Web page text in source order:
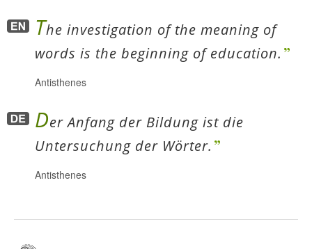
The investigation of the meaning of
words is the beginning of education.
Antisthenes
Der Anfang der Bildung ist die
Untersuchung der Wörter.
Antisthenes